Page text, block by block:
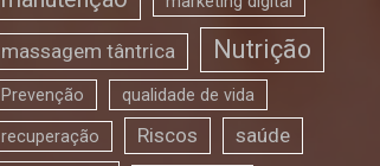
massagem tântrica Nutrição
Prevenção qualidade de vida
recuperação Riscos
saúde